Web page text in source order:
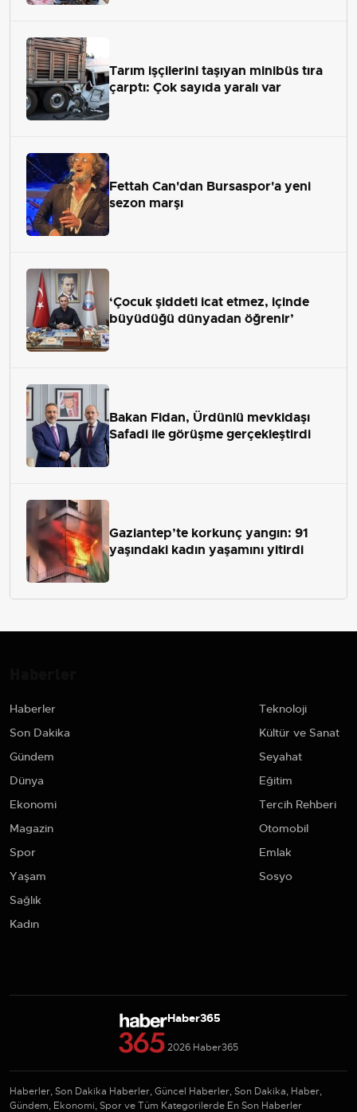
Tarım işçilerini taşıyan minibüs tıra
çarptı: Çok sayıda yaralı var
Fettah Can'dan Bursaspor'a yeni
sezon marşı
‘Çocuk şiddeti icat etmez, içinde
büyüdüğü dünyadan öğrenir’
Bakan Fidan, Ürdünlü mevkidaşı
Safadi ile görüşme gerçekleştirdi
Gaziantep’te korkunç yangın: 91
yaşındaki kadın yaşamını yitirdi
Haberler
Son Dakika
Gündem
Dünya
Ekonomi
Magazin
Spor
Yaşam
Sağlık
Kadın
Teknoloji
Kültür ve Sanat
Seyahat
Eğitim
Tercih Rehberi
Otomobil
Emlak
Sosyo
Haber365
2026 Haber365
Haberler, Son Dakika Haberler, Güncel Haberler, Son Dakika, Haber,
Gündem, Ekonomi, Spor ve Tüm Kategorilerde En Son Haberler